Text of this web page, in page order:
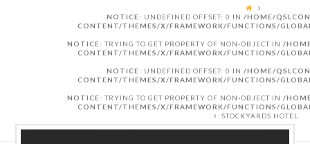
NOTICE: UNDEFINED OFFSET: 0 IN /HOME/
CONTENT/THEMES/X/FRAMEWORK/FUNCTIONS/
NOTICE: TRYING TO GET PROPERTY OF NON-OBJECT IN /
CONTENT/THEMES/X/FRAMEWORK/FUNCTIONS/
NOTICE: UNDEFINED OFFSET: 0 IN /HOME/
CONTENT/THEMES/X/FRAMEWORK/FUNCTIONS/
NOTICE: TRYING TO GET PROPERTY OF NON-OBJECT IN /
CONTENT/THEMES/X/FRAMEWORK/FUNCTIONS/
STOCKYARDS HOTEL